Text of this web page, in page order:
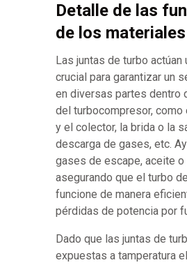
Detalle de las
de los materiales
Las juntas de turbo actúan
crucial para garantizar un
en diversas partes dentro
del turbocompresor, como
y el colector, la brida o la
descarga de gases, etc.
gases de escape, aceite o
asegurando que el turbo
funcione de manera
pérdidas de potencia por
Dado que las juntas de
expuestas a tamperatura